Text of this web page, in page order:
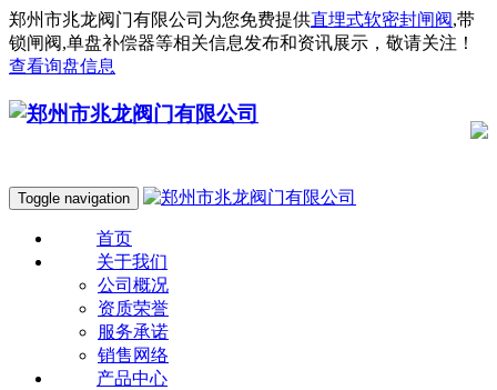
郑州市兆龙阀门有限公司为您免费提供直埋式软密封闸阀,带
锁闸阀,单盘补偿器等相关信息发布和资讯展示，敬请关注！
查看询盘信息
Toggle navigation
首页
关于我们
公司概况
资质荣誉
服务承诺
销售网络
产品中心